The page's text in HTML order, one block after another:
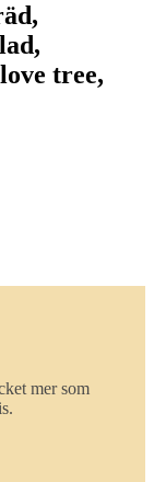
tree,
mer som